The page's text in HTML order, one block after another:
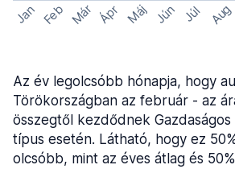
Jan Feb Már Ápr Máj Jún Júl Aug
Az év legolcsóbb hónapja, hogy
Törökországban az február - az
összegtől kezdődnek Gazdaságos
típus esetén. Látható, hogy ez
olcsóbb, mint az éves átlag és